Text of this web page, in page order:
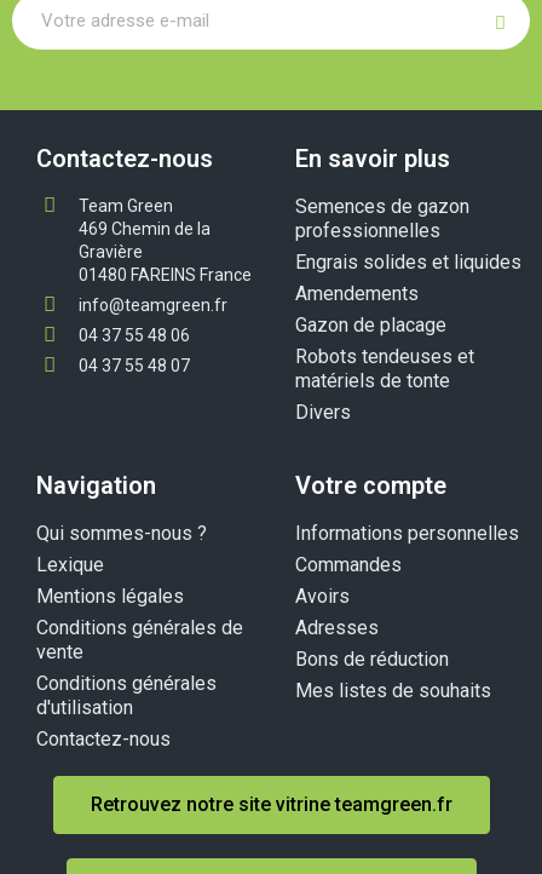
Contactez-nous
Team Green
469 Chemin de la
Gravière
01480 FAREINS France
info@teamgreen.fr
04 37 55 48 06
04 37 55 48 07
En savoir plus
Semences de gazon
professionnelles
Engrais solides et liquides
Amendements
Gazon de placage
Robots tendeuses et
matériels de tonte
Divers
Navigation
Qui sommes-nous ?
Lexique
Mentions légales
Conditions générales de
vente
Conditions générales
d'utilisation
Contactez-nous
Votre compte
Informations personnelles
Commandes
Avoirs
Adresses
Bons de réduction
Mes listes de souhaits
Retrouvez notre site vitrine teamgreen.fr